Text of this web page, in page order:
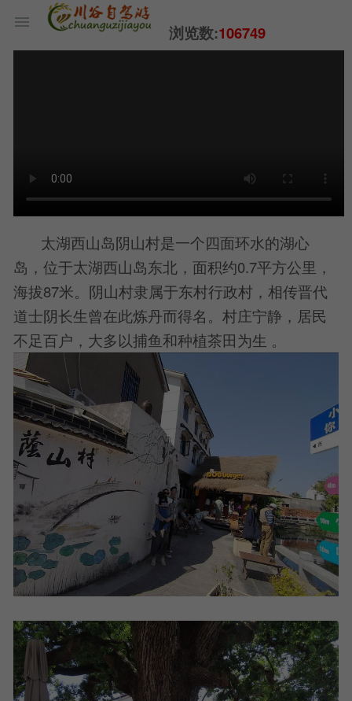
浏览数:106749
太湖西山岛阴山村是一个四面环水的湖心
岛，位于太湖西山岛东北，面积约0.7平方公里，
海拔87米。阴山村隶属于东村行政村，相传晋代
道士阴长生曾在此炼丹而得名。村庄宁静，居民
不足百户，大多以捕鱼和种植茶田为生 。